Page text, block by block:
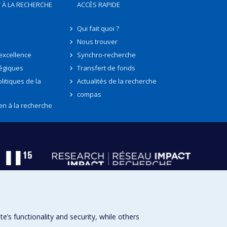
LA RECHERCHE
de la
à la recherche
ACCÈS RAPIDE
Qui fait quoi ?
Nous trouver
Synchro-recherche
Transfert de fonds
Actualités de la recherche
compas
functionality and security, while others